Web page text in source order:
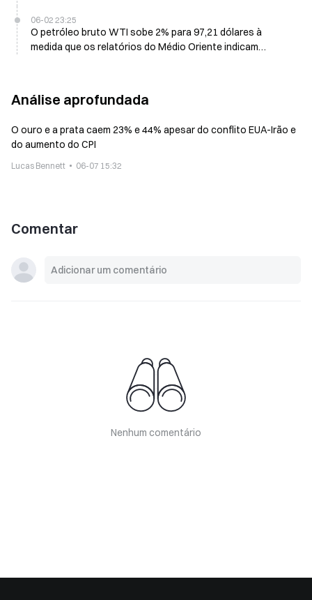
06-02 23:25
O petróleo bruto WTI sobe 2% para 97,21 dólares à
medida que os relatórios do Médio Oriente indicam
Análise aprofundada
O ouro e a prata caem 23% e 44% apesar do conflito EUA-Irão e
do aumento do CPI
Lucas Bennett 06-07 15:32
Comentar
Nenhum comentário